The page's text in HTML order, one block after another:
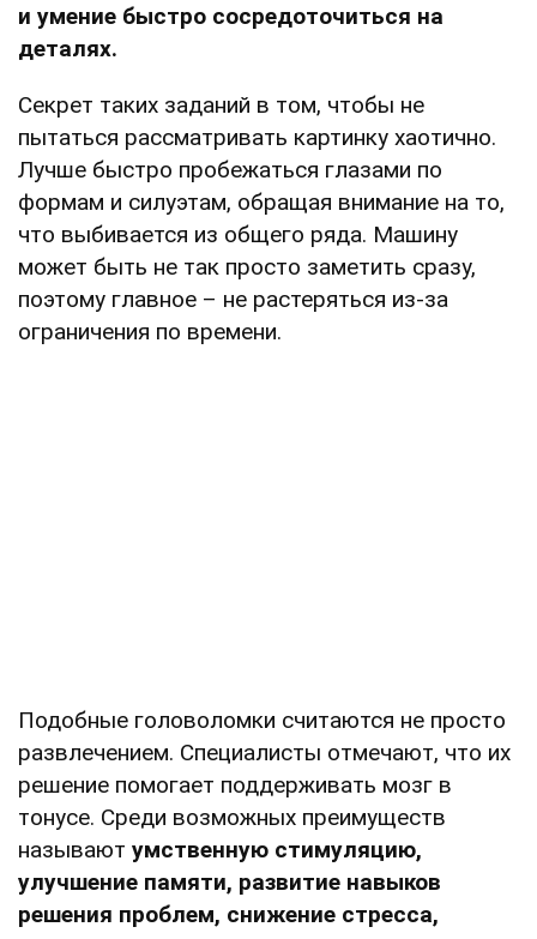
и умение быстро сосредоточиться на
деталях.
Секрет таких заданий в том, чтобы не
пытаться рассматривать картинку хаотично.
Лучше быстро пробежаться глазами по
формам и силуэтам, обращая внимание на то,
что выбивается из общего ряда. Машину
может быть не так просто заметить сразу,
поэтому главное – не растеряться из-за
ограничения по времени.
Подобные головоломки считаются не просто
развлечением. Специалисты отмечают, что их
решение помогает поддерживать мозг в
тонусе. Среди возможных преимуществ
называют умственную стимуляцию,
улучшение памяти, развитие навыков
решения проблем, снижение стресса,